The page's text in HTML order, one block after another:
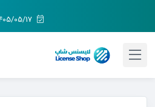
1405/05/17